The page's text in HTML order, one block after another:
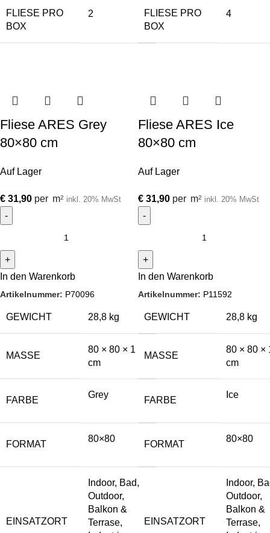
FLIESE PRO
BOX
2
FLIESE PRO
BOX
4
Fliese ARES Grey
80×80 cm
Auf Lager
€ 31,90 per m2 inkl. 20% MwSt
In den Warenkorb
Artikelnummer: P70096
GEWICHT 28,8 kg
MASSE
80 × 80 × 1
cm
FARBE
Grey
FORMAT
80×80
EINSATZORT
Indoor, Bad,
Outdoor,
Balkon &
Terrase,
Fliese ARES Ice
80×80 cm
Auf Lager
€ 31,90 per m2 inkl. 20% MwSt
In den Warenkorb
Artikelnummer: P11592
GEWICHT 28,8 kg
MASSE
80 × 80 ×
cm
FARBE
Ice
FORMAT
80×80
EINSATZORT
Indoor,
Outdoor,
Balkon &
Terrase,